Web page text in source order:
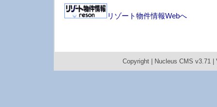
リゾート物件情報Webへ
Copyright | Nucleus CMS v3.71